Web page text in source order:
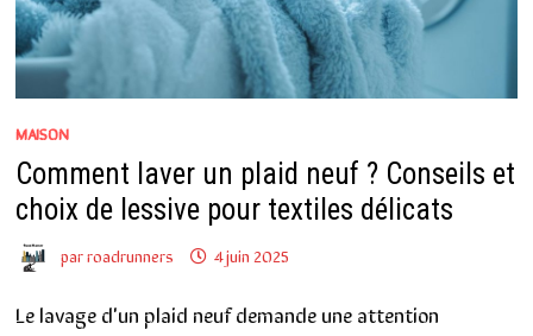
MAISON
Comment laver un plaid neuf ? Conseils et
choix de lessive pour textiles délicats
parroadrunners 4 juin 2025
Le lavage d'un plaid neuf demande une attention